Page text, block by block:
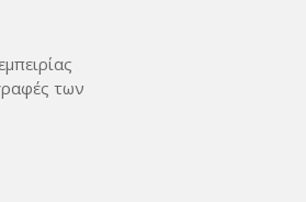
ΟΛΑ ΤΑ ΜΈΛΗ
των